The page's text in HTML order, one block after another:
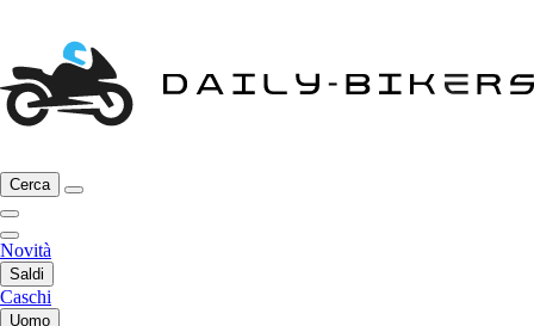
Cerca
Novità
Saldi
Caschi
Uomo